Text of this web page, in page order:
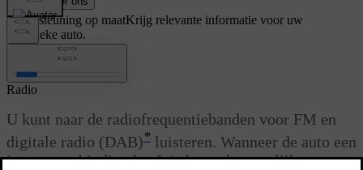
Ondersteuning op maatKrijg relevante informatie voor uw
specifieke auto.
Radio
U kunt naar de radiofrequentiebanden voor FM en
digitale radio (DAB)* luisteren. Wanneer de auto een
internetverbinding heeft is het ook mogelijk om